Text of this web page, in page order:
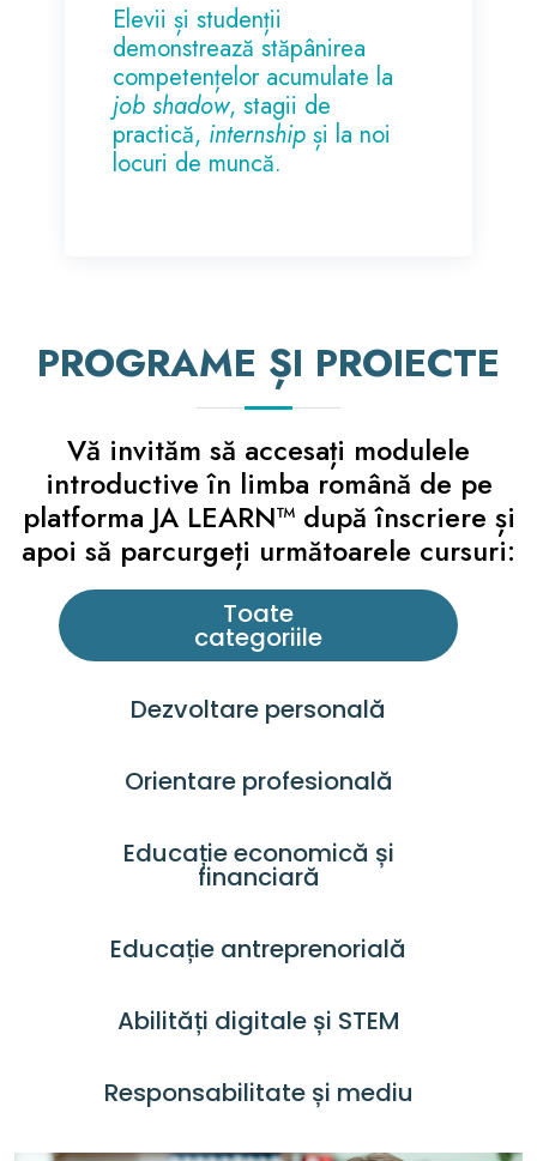
Elevii și studenții
demonstrează stăpânirea
competențelor acumulate la
job shadow, stagii de
practică, internship și la noi
locuri de muncă.
PROGRAME ȘI PROIECTE
Vă invităm să accesați modulele
introductive în limba română de pe
platforma JA LEARN™ după înscriere și
apoi să parcurgeți următoarele cursuri:
Toate
categoriile
Dezvoltare personală
Orientare profesională
Educație economică și
financiară
Educație antreprenorială
Abilități digitale și STEM
Responsabilitate și mediu